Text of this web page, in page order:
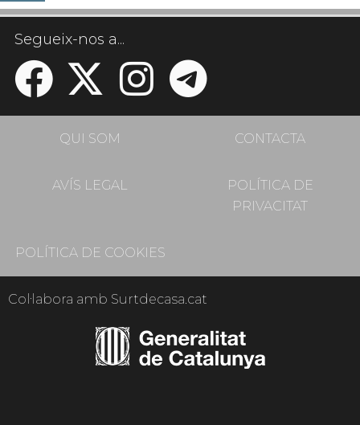
Segueix-nos a...
QUI SOM CONTACTA
AVÍS LEGAL
POLÍTICA DE
PRIVACITAT
POLÍTICA DE COOKIES
Col·labora amb Surtdecasa.cat